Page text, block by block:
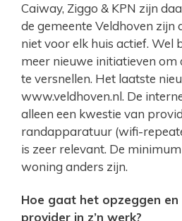
Caiway, Ziggo & KPN zijn
de gemeente Veldhoven zijn
niet voor elk huis actief. Wel
meer nieuwe initiatieven om
te versnellen. Het laatste
www.veldhoven.nl. De
alleen een kwestie van
randapparatuur (wifi-
is zeer relevant. De
woning anders zijn.
Hoe gaat het opzeggen
provider in z’n werk?